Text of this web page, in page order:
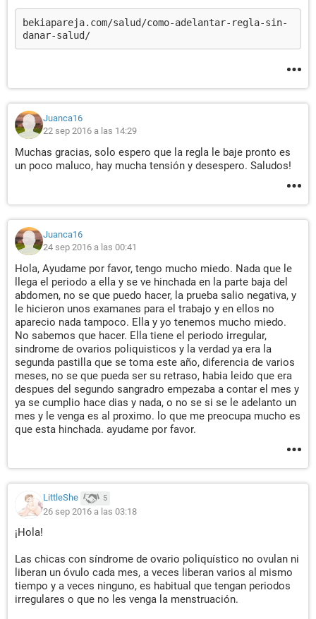
bekiapareja.com/salud/como-adelantar-regla-sin-
danar-salud/
Juanca16
22 sep 2016 a las 14:29
Muchas gracias, solo espero que la regla le baje pronto es
un poco maluco, hay mucha tensión y desespero. Saludos!
Juanca16
24 sep 2016 a las 00:41
Hola, Ayudame por favor, tengo mucho miedo. Nada que le
llega el periodo a ella y se ve hinchada en la parte baja del
abdomen, no se que puedo hacer, la prueba salio negativa, y
le hicieron unos examanes para el trabajo y en ellos no
aparecio nada tampoco. Ella y yo tenemos mucho miedo.
No sabemos que hacer. Ella tiene el periodo irregular,
sindrome de ovarios poliquisticos y la verdad ya era la
segunda pastilla que se toma este año, diferencia de varios
meses, no se que pueda ser su retraso, habia leido que era
despues del segundo sangradro empezaba a contar el mes y
ya se cumplio hace dias y nada, o no se si se le adelanto un
mes y le venga es al proximo. lo que me preocupa mucho es
que esta hinchada. ayudame por favor.
LittleShe 5
26 sep 2016 a las 03:18
¡Hola!
Las chicas con síndrome de ovario poliquístico no ovulan ni
liberan un óvulo cada mes, a veces liberan varios al mismo
tiempo y a veces ninguno, es habitual que tengan periodos
irregulares o que no les venga la menstruación.